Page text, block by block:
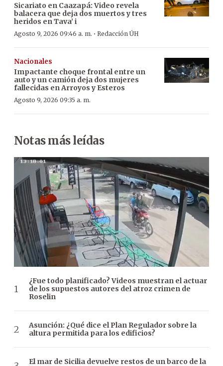
Sicariato en Caazapá: Video revela
balacera que deja dos muertos y tres
heridos en Tava’ i
Agosto 9, 2026 09:46 a. m. · Redacción ÚH
Nacionales
Impactante choque frontal entre un
auto y un camión deja dos mujeres
fallecidas en Arroyos y Esteros
Agosto 9, 2026 09:35 a. m.
Notas más leídas
¿Fue todo planificado? Videos muestran el actuar
de los supuestos autores del atroz crimen de
Roselin
Asunción: ¿Qué dice el Plan Regulador sobre la
altura permitida para los edificios?
El mar de Sicilia devuelve restos de un barco de la